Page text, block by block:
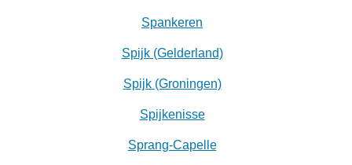
Spankeren
Spijk (Gelderland)
Spijk (Groningen)
Spijkenisse
Sprang-Capelle